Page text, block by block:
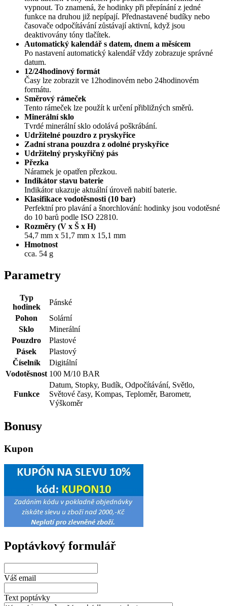
vypnout. To znamená, že hodinky při přepínání z jedné
funkce na druhou již nepípají. Přednastavené budíky nebo
časovače odpočítávání zůstávají aktivní, když jsou
deaktivovány tóny tlačítek.
Automatický kalendář s datem, dnem a měsícem
Po nastavení automatický kalendář vždy zobrazuje správné
datum.
12/24hodinový formát
Časy lze zobrazit ve 12hodinovém nebo 24hodinovém
formátu.
Směrový rámeček
Tento rámeček lze použít k určení přibližných směrů.
Minerální sklo
Tvrdé minerální sklo odolává poškrábání.
Udržitelné pouzdro z pryskyřice
Zadní strana pouzdra z odolné pryskyřice
Udržitelný pryskyřičný pás
Přezka
Náramek je opatřen přezkou.
Indikátor stavu baterie
Indikátor ukazuje aktuální úroveň nabití baterie.
Klasifikace vodotěsnosti (10 bar)
Perfektní pro plavání a šnorchlování: hodinky jsou vodotěsné
do 10 barů podle ISO 22810.
Rozměry (V x Š x H)
54,7 mm x 51,7 mm x 15,1 mm
Hmotnost
cca. 54 g
Parametry
Typ
hodinek
Pánské
Pohon
Solární
Sklo
Minerální
Pouzdro
Plastové
Pásek
Plastový
Číselník
Digitální
Vodotěsnost 100 M/10 BAR
Funkce
Datum, Stopky, Budík, Odpočítávání, Světlo,
Světové časy, Kompas, Teploměr, Barometr,
Výškoměr
Bonusy
Kupon
Poptávkový formulář
Váš email
Text poptávky